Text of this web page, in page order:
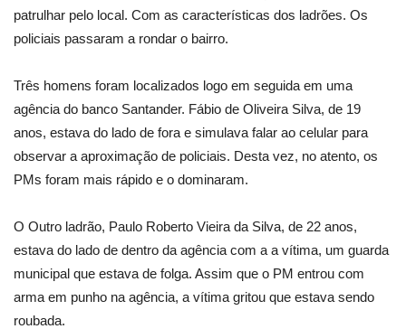
patrulhar pelo local. Com as características dos ladrões. Os
policiais passaram a rondar o bairro.
Três homens foram localizados logo em seguida em uma
agência do banco Santander. Fábio de Oliveira Silva, de 19
anos, estava do lado de fora e simulava falar ao celular para
observar a aproximação de policiais. Desta vez, no atento, os
PMs foram mais rápido e o dominaram.
O Outro ladrão, Paulo Roberto Vieira da Silva, de 22 anos,
estava do lado de dentro da agência com a a vítima, um guarda
municipal que estava de folga. Assim que o PM entrou com
arma em punho na agência, a vítima gritou que estava sendo
roubada.